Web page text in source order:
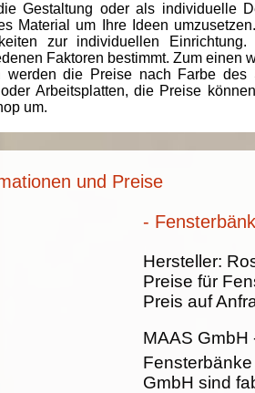
Gestaltung oder als individuelle
Material um Ihre Ideen
zur individuellen
Faktoren bestimmt. Zum einen
werden die Preise nach Farbe des
Arbeitsplatten, die Preise
um.
und Preise
-
Hersteller:
Preise für
Preis auf
MAAS GmbH
GmbH sind